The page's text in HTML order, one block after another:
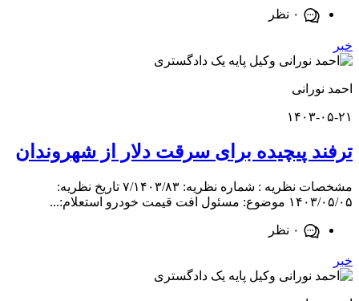
۰ نظر
۲۱
پیچیده برای سرقت دلار از شهروندان
مشخصات نظریه : شماره نظریه: ۷/۱۴۰۳/۸۳ تاریخ نظریه:
قیمت خودرو استعلام:...
۰ نظر